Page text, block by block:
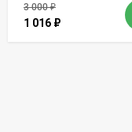
3 000₽
1 016 ₽